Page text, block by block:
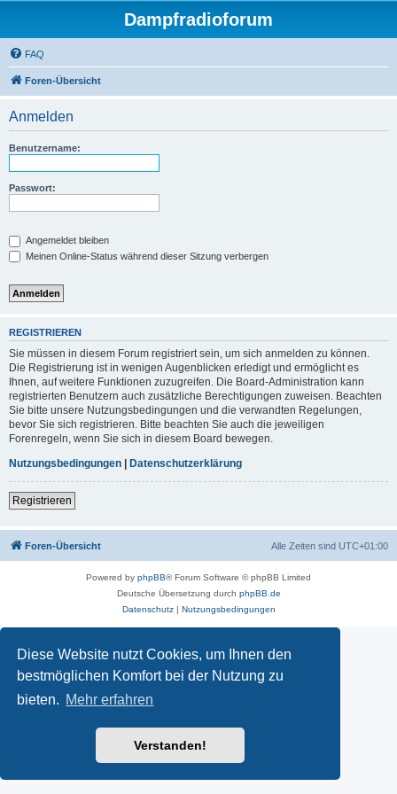
Diese Website nutzt Cookies, um Ihnen den
bestmöglichen Komfort bei der Nutzung zu
bieten. Mehr erfahren
Verstanden!
Dampfradioforum
FAQ
Foren-Übersicht
Anmelden
Benutzername:
Passwort:
Angemeldet bleiben
Meinen Online-Status während dieser Sitzung verbergen
REGISTRIEREN
Sie müssen in diesem Forum registriert sein, um sich anmelden zu können.
Die Registrierung ist in wenigen Augenblicken erledigt und ermöglicht es
Ihnen, auf weitere Funktionen zuzugreifen. Die Board-Administration kann
registrierten Benutzern auch zusätzliche Berechtigungen zuweisen. Beachten
Sie bitte unsere Nutzungsbedingungen und die verwandten Regelungen,
bevor Sie sich registrieren. Bitte beachten Sie auch die jeweiligen
Forenregeln, wenn Sie sich in diesem Board bewegen.
Nutzungsbedingungen | Datenschutzerklärung
Registrieren
Foren-Übersicht Alle Zeiten sind UTC+01:00
Powered by phpBB® Forum Software © phpBB Limited
Deutsche Übersetzung durch phpBB.de
Datenschutz| Nutzungsbedingungen